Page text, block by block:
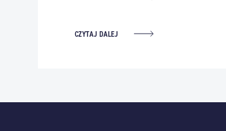
CZYTAJ DALEJ